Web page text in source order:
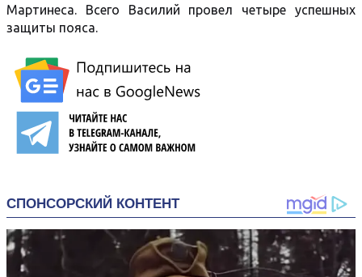
Мартинеса. Всего Василий провел четыре успешных
защиты пояса.